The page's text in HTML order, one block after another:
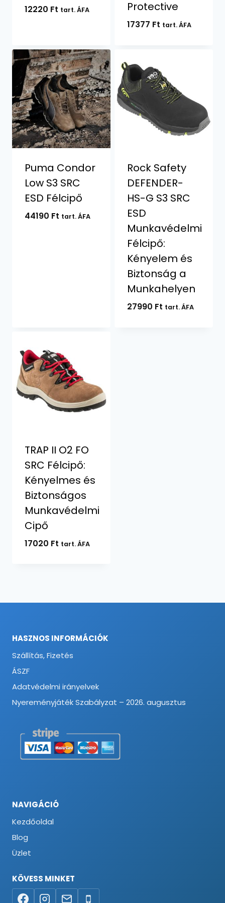
12220 Ft tart. ÁFA
Protective
17377 Ft tart. ÁFA
Puma Condor
Low S3 SRC
ESD Félcipő
44190 Ft tart. ÁFA
Rock Safety
DEFENDER-
HS-G S3 SRC
ESD
Munkavédelmi
Félcipő:
Kényelem és
Biztonság a
Munkahelyen
27990 Ft tart. ÁFA
TRAP II O2 FO
SRC Félcipő:
Kényelmes és
Biztonságos
Munkavédelmi
Cipő
17020 Ft tart. ÁFA
HASZNOS INFORMÁCIÓK
Szállítás, Fizetés
ÁSZF
Adatvédelmi irányelvek
Nyereményjáték Szabályzat – 2026. augusztus
NAVIGÁCIÓ
Kezdőoldal
Blog
Üzlet
KÖVESS MINKET